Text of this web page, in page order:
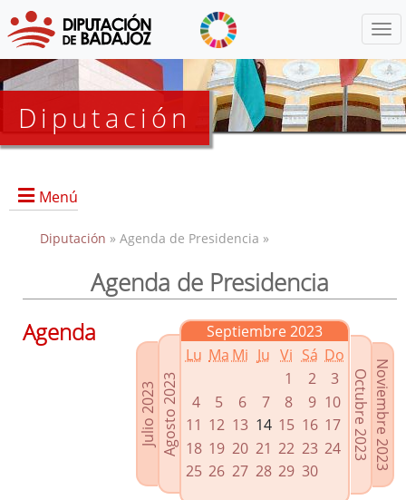
Diputación
Menú
Presidencia
Grupos Políticos
Enlaces relacionados
Agenda de Presidencia
Plenos provinciales y Juntas de gobierno
Oficina de Proyectos Europeos
Diputación » Agenda de Presidencia »
Agenda de Presidencia
Julio 2023Agosto 2023
Septiembre 2023
Lu Ma Mi Ju Vi Sá Do
1
2
3
4
5 6 7 8 9 10
11 12 13 14 15 16 17
18 19 20 21 22 23 24
25 26 27 28 29 30
Noviembre 2023
Octubre 2023
Agenda